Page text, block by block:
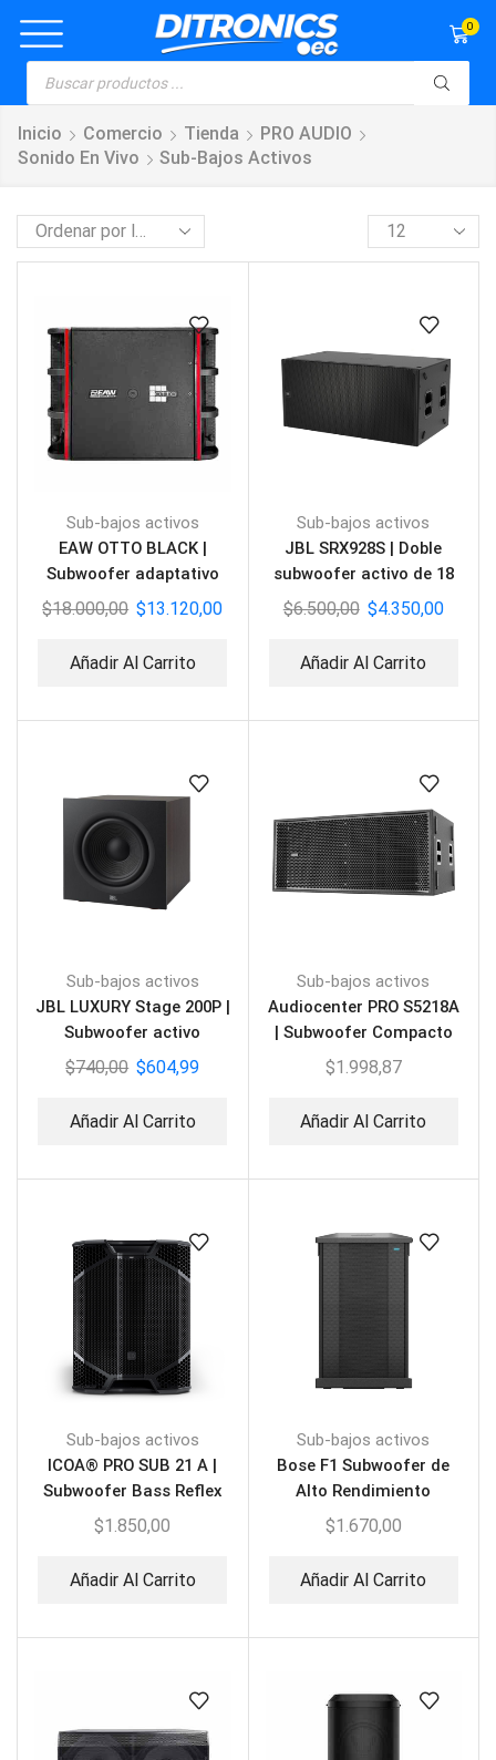
0
Inicio Comercio Tienda
PRO AUDIO
Sonido En Vivo
Sub-Bajos Activos
Sub-bajos activos
EAW OTTO BLACK |
Subwoofer adaptativo
$18.000,00 $13.120,00
Añadir Al Carrito
Sub-bajos activos
JBL SRX928S | Doble
subwoofer activo de 18
pulgadas
$6.500,00 $4.350,00
Añadir Al Carrito
Sub-bajos activos
JBL LUXURY Stage 200P |
Subwoofer activo
$740,00 $604,99
Añadir Al Carrito
Sub-bajos activos
Audiocenter PRO S5218A
| Subwoofer Compacto
Activo 2X18″ DSP
$1.998,87
Añadir Al Carrito
Sub-bajos activos
ICOA® PRO SUB 21 A |
Subwoofer Bass Reflex
21″
$1.850,00
Añadir Al Carrito
Sub-bajos activos
Bose F1 Subwoofer de
Alto Rendimiento
$1.670,00
Añadir Al Carrito